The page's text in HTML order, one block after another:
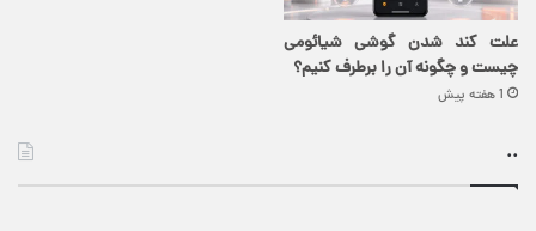
علت کند شدن گوشی شیائومی
چیست و چگونه آن را برطرف کنیم؟
1 هفته پیش
..